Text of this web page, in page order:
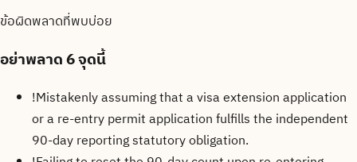
ข้อผิดพลาดที่พบบ่อย
อย่าพลาด6 จุดนี้
!Mistakenly assuming that a visa extension application
or a re-entry permit application fulfills the independent
90-day reporting statutory obligation.